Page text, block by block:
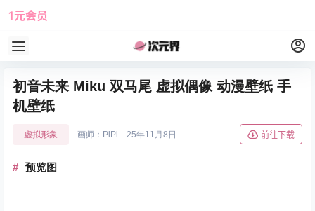
1元会员
初音未来 Miku 双马尾 虚拟偶像 动漫壁纸 手
机壁纸
虚拟形象 画师：PiPi 25年11月8日 前往下载
预览图